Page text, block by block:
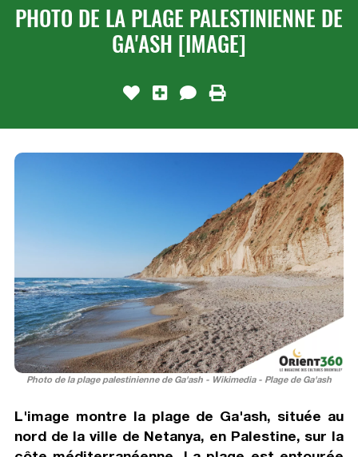
PHOTO DE LA PLAGE PALESTINIENNE DE
GA'ASH [IMAGE]
Photo de la plage palestinienne de Ga'ash - Wikimedia - Plage de Ga'ash
L'image montre la plage de Ga'ash, située au
nord de la ville de Netanya, en Palestine, sur la